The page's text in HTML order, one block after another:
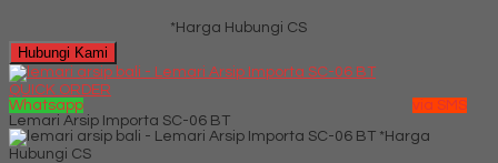
*Harga Hubungi CS
Hubungi Kami
QUICK ORDER
Whatsapp
via SMS
Lemari Arsip Importa SC-06 BT
*Harga
Hubungi CS